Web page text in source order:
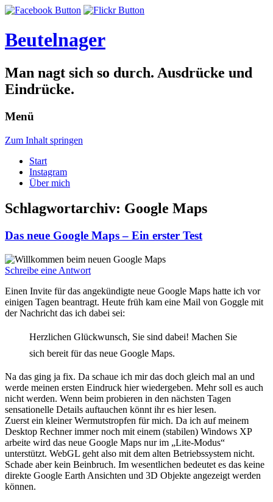
Beutelnager
Man nagt sich so durch. Ausdrücke und
Eindrücke.
Menü
Zum Inhalt springen
Start
Instagram
Über mich
Schlagwortarchiv: Google Maps
Das neue Google Maps – Ein erster Test
Schreibe eine Antwort
Einen Invite für das angekündigte neue Google Maps hatte ich vor
einigen Tagen beantragt. Heute früh kam eine Mail von Goggle mit
der Nachricht das ich dabei sei:
Herzlichen Glückwunsch, Sie sind dabei! Machen Sie
sich bereit für das neue Google Maps.
Na das ging ja fix. Da schaue ich mir das doch gleich mal an und
werde meinen ersten Eindruck hier wiedergeben. Mehr soll es auch
nicht werden. Wenn beim probieren in den nächsten Tagen
sensationelle Details auftauchen könnt ihr es hier lesen.
Zuerst ein kleiner Wermutstropfen für mich. Da ich auf meinem
Desktop Rechner immer noch mit einem (stabilen) Windows XP
arbeite wird das neue Google Maps nur im „Lite-Modus“
unterstützt. WebGL geht also mit dem alten Betriebssystem nicht.
Schade aber kein Beinbruch. Im wesentlichen bedeutet es das keine
direkte Google Earth Ansichten und 3D Objekte angezeigt werden
können.